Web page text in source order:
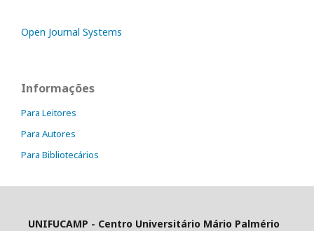
Open Journal Systems
Informações
Para Leitores
Para Autores
Para Bibliotecários
UNIFUCAMP - Centro Universitário Mário Palmério